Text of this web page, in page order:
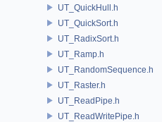
UT_QuickHull.h
UT_QuickSort.h
UT_RadixSort.h
UT_Ramp.h
UT_RandomSequence.h
UT_Raster.h
UT_ReadPipe.h
UT_ReadWritePipe.h